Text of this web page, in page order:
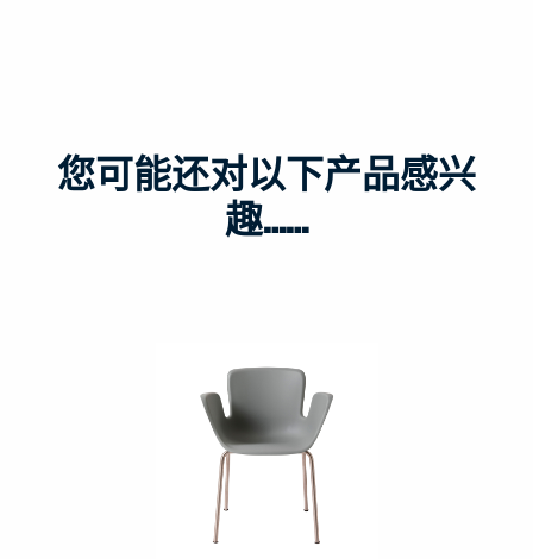
您可能还对以下产品感兴
趣……